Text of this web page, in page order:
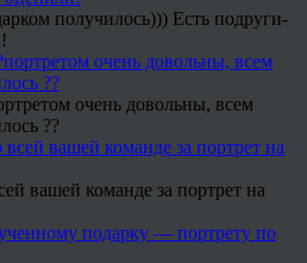
получилось))) Есть подруги-
очень довольны, всем
??
вашей команде за портрет на